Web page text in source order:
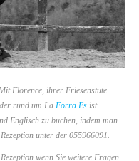
Florence, ihrer Friesenstute
rund um La Forra.Es ist
Englisch zu buchen, indem man
unter der 055966091.
wenn Sie weitere Fragen